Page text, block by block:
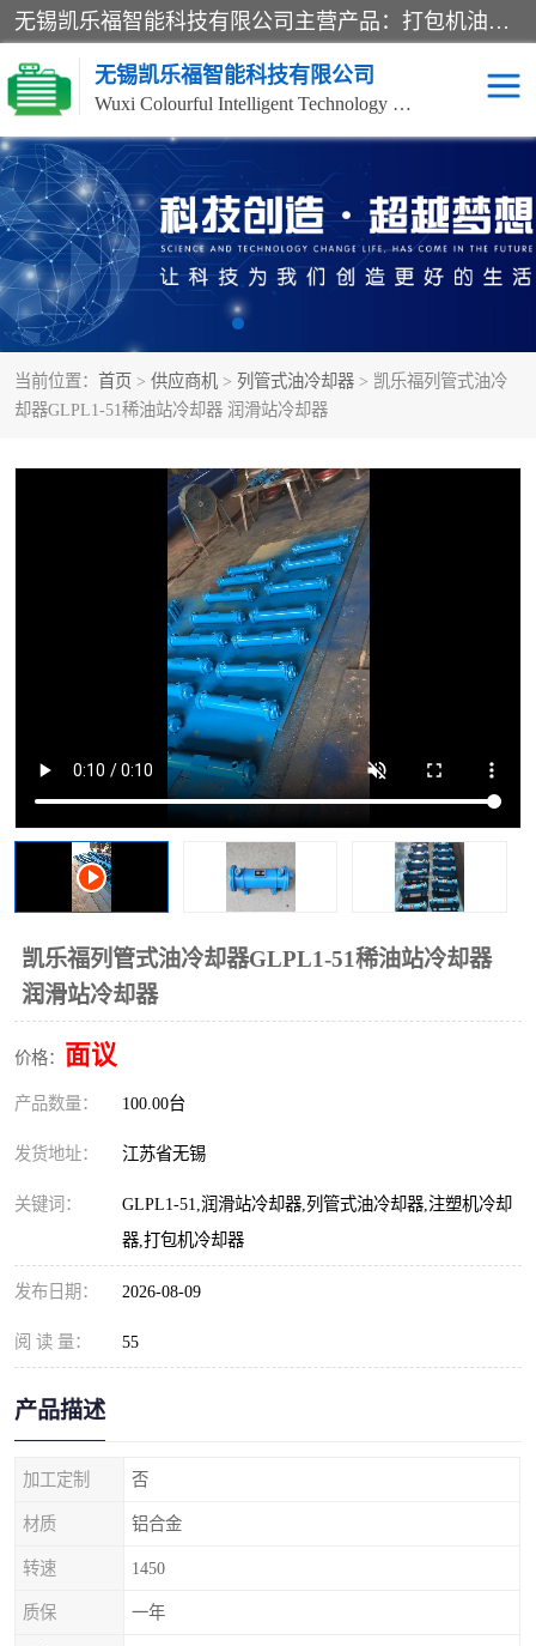
无锡凯乐福智能科技有限公司主营产品：打包机油泵、风冷式油冷却器、液压阀、液压泵、冷却器、过滤器及气动元器件。公司主导生产齿轮泵、齿轮马达、液压阀等产品。共计100多个系列、3000余种规格。覆盖了液压系统的动力元件、控制元件和执行元件，具备较强的成套供货、服务能力。
无锡凯乐福智能科技有限公司
Wuxi Colourful Intelligent Technology Co., Ltd
当前位置： 首页 > 供应商机 > 列管式油冷却器 > 凯乐福列管式油冷
却器GLPL1-51稀油站冷却器 润滑站冷却器
凯乐福列管式油冷却器GLPL1-51稀油站冷却器
润滑站冷却器
价格： 面议
产品数量： 100.00台
发货地址： 江苏省无锡
关键词：
GLPL1-51,润滑站冷却器,列管式油冷却器,注塑机冷却
器,打包机冷却器
发布日期： 2026-08-09
阅 读 量： 55
产品描述
加工定制 否
材质 铝合金
转速 1450
质保 一年
齿轮泵 机床冷却泵
风冷式油冷却器 叶片泵
液压马达
柱塞泵 方向阀
电机
列管式油冷却器